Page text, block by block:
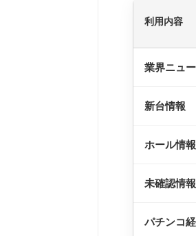
利用内容
業界ニュ
新台情報
ホール情報
未確認情報
パチンコ